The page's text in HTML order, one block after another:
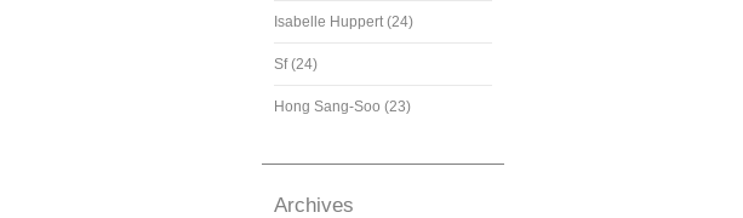
Isabelle Huppert (24)
Sf (24)
Hong Sang-Soo (23)
Archives